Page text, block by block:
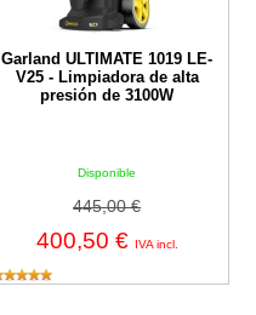
Garland ULTIMATE 1019 LE-
V25 - Limpiadora de alta
presión de 3100W
Disponible
445,00 €
400,50 € IVA incl.